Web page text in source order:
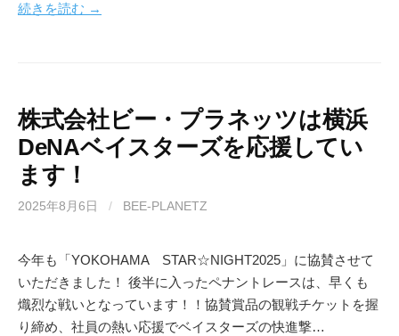
続きを読む →
株式会社ビー・プラネッツは横浜
DeNAベイスターズを応援してい
ます！
2025年8月6日 / BEE-PLANETZ
今年も「YOKOHAMA STAR☆NIGHT2025」に協賛させて
いただきました！ 後半に入ったペナントレースは、早くも
熾烈な戦いとなっています！！協賛賞品の観戦チケットを握
り締め、社員の熱い応援でベイスターズの快進撃…